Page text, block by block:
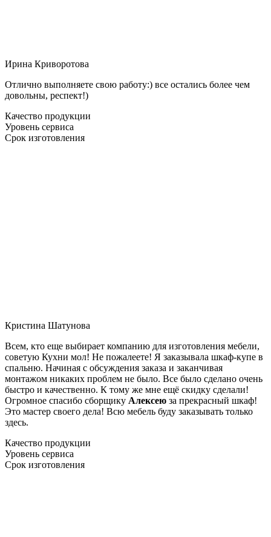
Ирина Криворотова
Отлично выполняете свою работу:) все остались более чем
довольны, респект!)
Качество продукции
Уровень сервиса
Срок изготовления
Кристина Шатунова
Всем, кто еще выбирает компанию для изготовления мебели,
советую Кухни мол! Не пожалеете! Я заказывала шкаф-купе в
спальню. Начиная с обсуждения заказа и заканчивая
монтажом никаких проблем не было. Все было сделано очень
быстро и качественно. К тому же мне ещё скидку сделали!
Огромное спасибо сборщику Алексею за прекрасный шкаф!
Это мастер своего дела! Всю мебель буду заказывать только
здесь.
Качество продукции
Уровень сервиса
Срок изготовления